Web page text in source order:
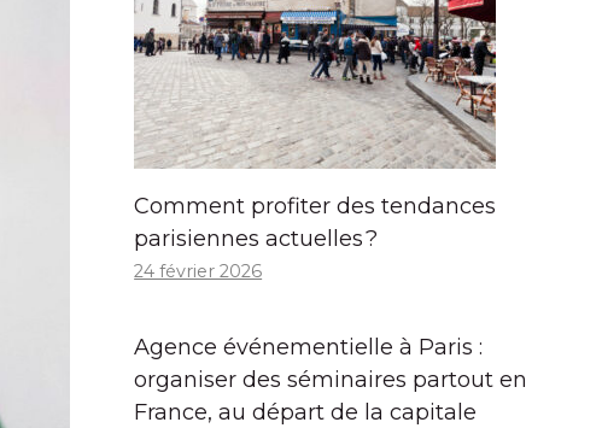
Comment profiter des tendances
parisiennes actuelles ?
24 février 2026
Agence événementielle à Paris :
organiser des séminaires partout en
France, au départ de la capitale